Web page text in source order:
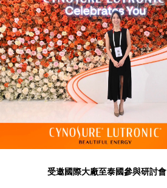
受邀國際大廠至泰國參與研討會